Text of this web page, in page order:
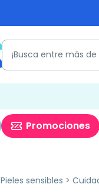
Promociones
Pieles sensibles